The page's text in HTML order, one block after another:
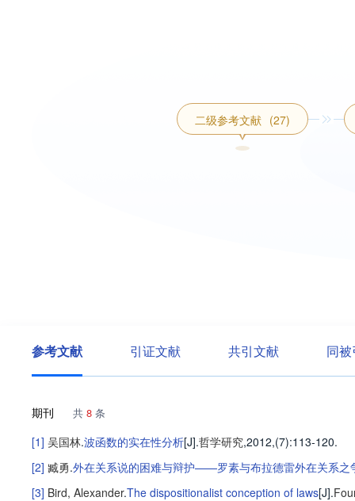
二级参考文献 (27)
参考文献 引证文献 共引文献 同
期刊 共 8 条
[1] 吴国林.波函数的实在性分析[J].哲学研究,2012,(7):113-120.
[2] 臧勇.外在关系说的困难与辩护——罗素与布拉德雷外在关系之
[3] Bird, Alexander.The dispositionalist conception of laws[J].